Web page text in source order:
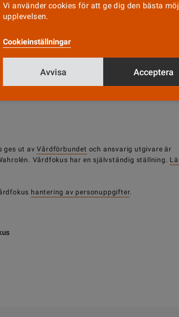
ges ut avVårdförbundet och ansvarig utgivare är
Vårdfokus har en självständig ställning.
hantering av personuppgifter.
Vi använder cookies för att ge dig den bästa
upplevelsen.
Cookieinställningar
Avvisa Acceptera